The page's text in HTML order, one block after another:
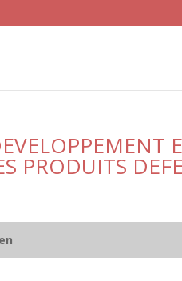
PRODUITS